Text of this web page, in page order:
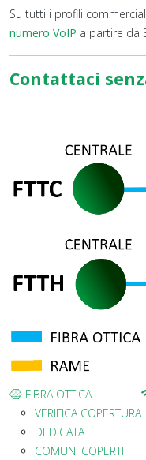
Su tutti i profili
numero VoIP a partire da
Contattaci
FIBRA OTTICA
VERIFICA COPERTURA
DEDICATA
COMUNI COPERTI